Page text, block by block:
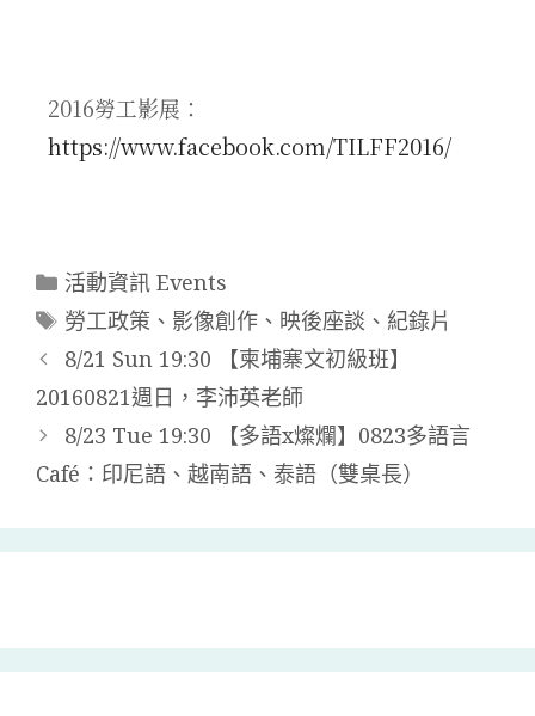
2016勞工影展：
https://www.facebook.com/TILFF2016/
活動資訊 Events
勞工政策、 影像創作、 映後座談 、 紀錄片
8/21 Sun 19:30 【柬埔寨文初級班】
20160821週日，李沛英老師
8/23 Tue 19:30 【多語x燦爛】0823多語言
Café：印尼語、越南語、泰語（雙桌長）